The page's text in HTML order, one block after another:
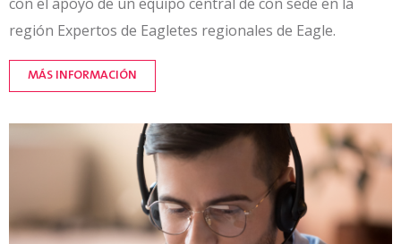
región Expertos de Eagletes regionales de Eagle.
MÁS INFORMACIÓN